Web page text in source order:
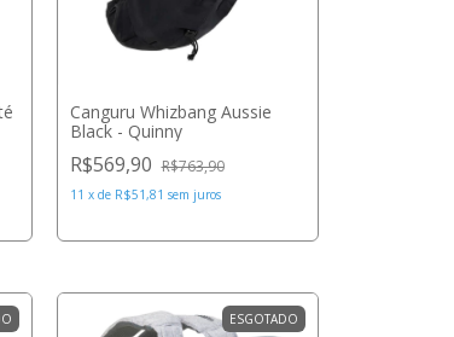
Canguru Whizbang Aussie
Black - Quinny
R$569,90 R$763,90
11 x de R$51,81 sem juros
ESGOTADO